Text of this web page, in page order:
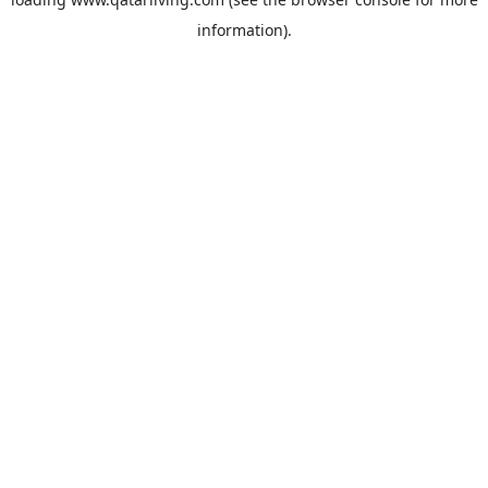
information).